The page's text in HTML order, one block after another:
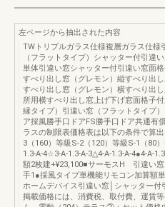
左ページから抽出された内容
TWトリプルガラス仕様複層ガラス仕様
（フラットタイプ）シャッター付引違
単体引違い窓シャッター付引違い窓面
すべり出し窓（グレモン）縦すべり出
すべり出し窓（グレモン）横すべり出
所用横すべり出し窓上げ下げ窓面格子
縁タイプ）引違い窓（フラットタイプ
ア採風勝手口ドアFS勝手口ドア共通有
ラスの制限表価格表は以下の条件で算
3（160）等級S-2（120）等級S-1（80
1.3-A-4☆3-A-1.3-A-3△4-A-1.3-A-4●4-A-
額2枚建+¥23,100■サーモスH 引違い
手1●採風タイプ単機能リモコン加算額
ホームデバイス引違い窓│シャッター付
掲載価格には、消費税、取付費、運賃